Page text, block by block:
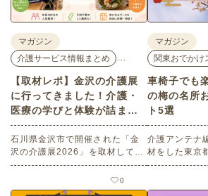
マガジン
介護サービス情報まとめ
【取材レポ】金沢の介護展
に行ってきました！介護・
医療の学びと体験が詰まっ
た1日。
石川県金沢市で開催された「金
沢の介護展2026」を取材してき
ました。医師による人気講演か
ら、気軽に参加できるミニ講
座、体験型の企業ブースまで、
0
マガジン
関東おでかけ
車椅子でも
の梅の名所
ト5選
介護アンテナ
材をした東京
めの梅の名所
す。見どころ
バリアフリー